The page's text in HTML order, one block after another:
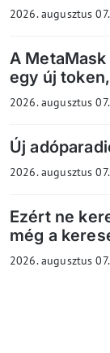
2026. augusztus 07.
A
egy új
2026. augusztus 07.
Új
2026. augusztus 07.
Ezért ne
még a
2026. augusztus 07.